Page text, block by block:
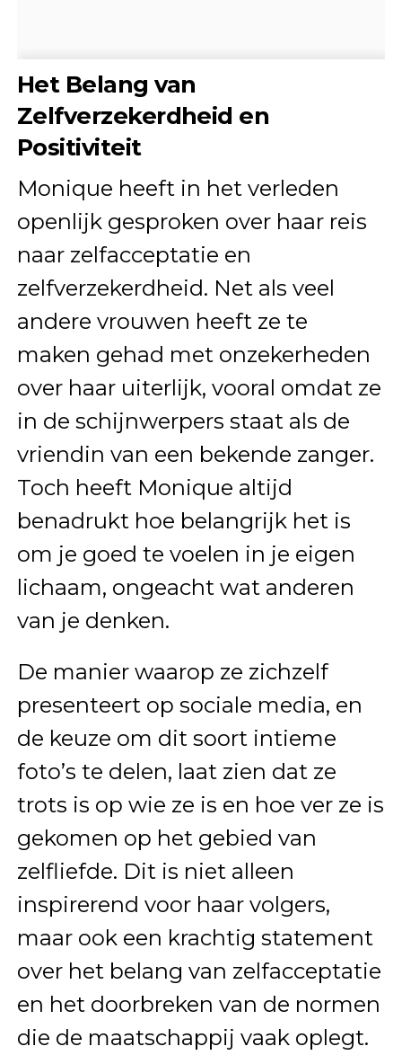
Het Belang van
Zelfverzekerdheid en
Positiviteit
Monique heeft in het verleden
openlijk gesproken over haar reis
naar zelfacceptatie en
zelfverzekerdheid. Net als veel
andere vrouwen heeft ze te
maken gehad met onzekerheden
over haar uiterlijk, vooral omdat ze
in de schijnwerpers staat als de
vriendin van een bekende zanger.
Toch heeft Monique altijd
benadrukt hoe belangrijk het is
om je goed te voelen in je eigen
lichaam, ongeacht wat anderen
van je denken.
De manier waarop ze zichzelf
presenteert op sociale media, en
de keuze om dit soort intieme
foto’s te delen, laat zien dat ze
trots is op wie ze is en hoe ver ze is
gekomen op het gebied van
zelfliefde. Dit is niet alleen
inspirerend voor haar volgers,
maar ook een krachtig statement
over het belang van zelfacceptatie
en het doorbreken van de normen
die de maatschappij vaak oplegt.